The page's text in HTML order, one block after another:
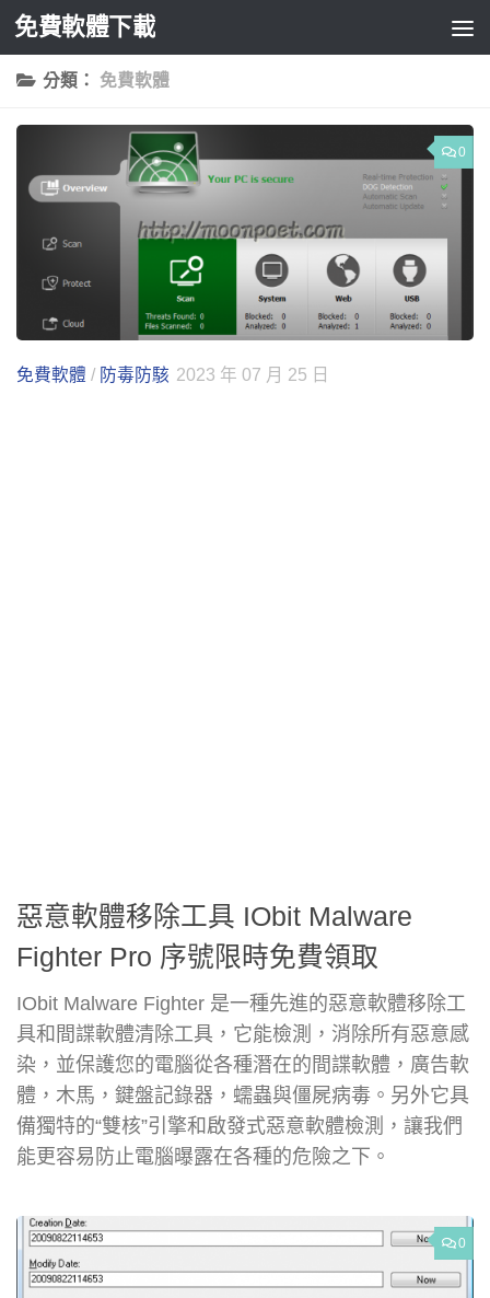
Skip to content
免費軟體下載
分類： 免費軟體
0
免費軟體 / 防毒防駭 2023 年 07 月 25 日
惡意軟體移除工具 IObit Malware
Fighter Pro 序號限時免費領取
IObit Malware Fighter 是一種先進的惡意軟體移除工
具和間諜軟體清除工具，它能檢測，消除所有惡意感
染，並保護您的電腦從各種潛在的間諜軟體，廣告軟
體，木馬，鍵盤記錄器，蠕蟲與僵屍病毒。另外它具
備獨特的“雙核”引擎和啟發式惡意軟體檢測，讓我們
能更容易防止電腦曝露在各種的危險之下。
0